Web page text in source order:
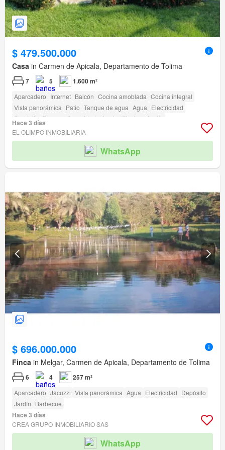
$ 479.500.000
Casa in Carmen de Apicala, Departamento de Tolima
7 5 1.600 m²
Aparcadero Internet Balcón Cocina amoblada Cocina integral
Vista panorámica Patio Tanque de agua Agua Electricidad
Depósito Terraza Seguridad privada Piscina
Jardín
Caseta de vigilancia
Acceso para personas con discapacidad
Hace 3 días
EL OLIMPO INMOBILIARIA
WhatsApp
$ 696.000.000
Finca in Melgar, Carmen de Apicala, Departamento de Tolima
6 4 257 m²
Aparcadero Jacuzzi Vista panorámica Agua Electricidad Depósito
Jardín Barbecue
Hace 3 días
CREA GRUPO INMOBILIARIO SAS
WhatsApp